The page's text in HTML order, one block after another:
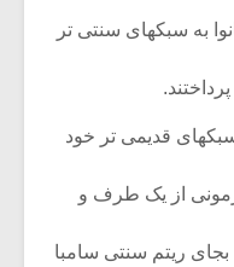
به سبکهای سنتی تر
قدیمی تر خود
از یک طرف و
ریتم سنتی سامبا